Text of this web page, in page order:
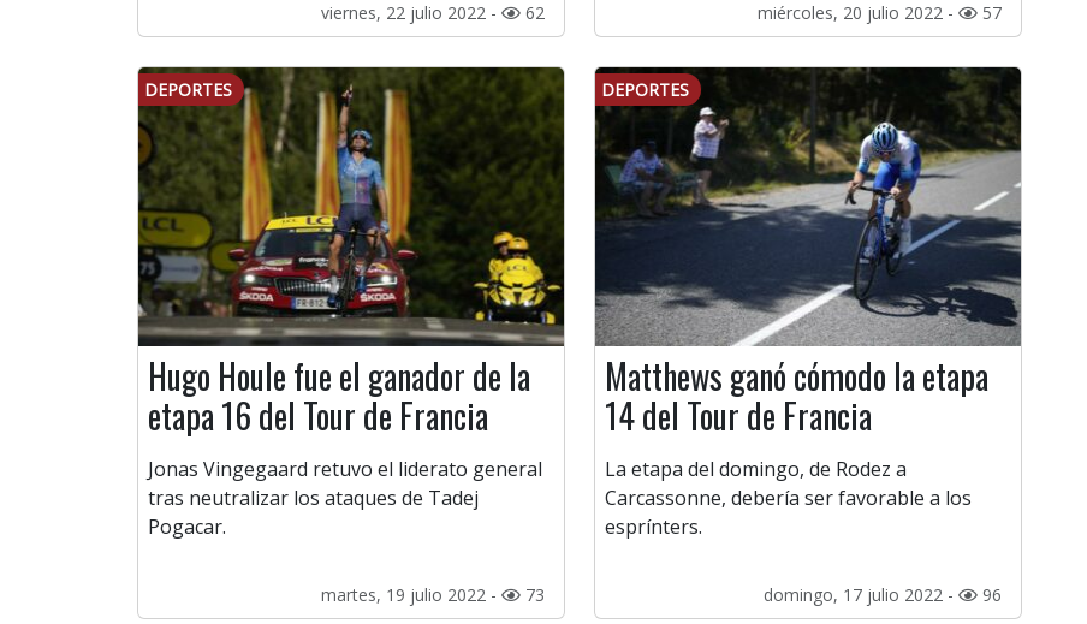
viernes, 22 julio 2022 - 62 miércoles, 20 julio 2022 - 57
DEPORTES
Hugo Houle fue el ganador de la
etapa 16 del Tour de Francia
Jonas Vingegaard retuvo el liderato general
tras neutralizar los ataques de Tadej
Pogacar.
martes, 19 julio 2022 - 73
DEPORTES
Matthews ganó cómodo la etapa
14 del Tour de Francia
La etapa del domingo, de Rodez a
Carcassonne, debería ser favorable a los
esprínters.
domingo, 17 julio 2022 - 96